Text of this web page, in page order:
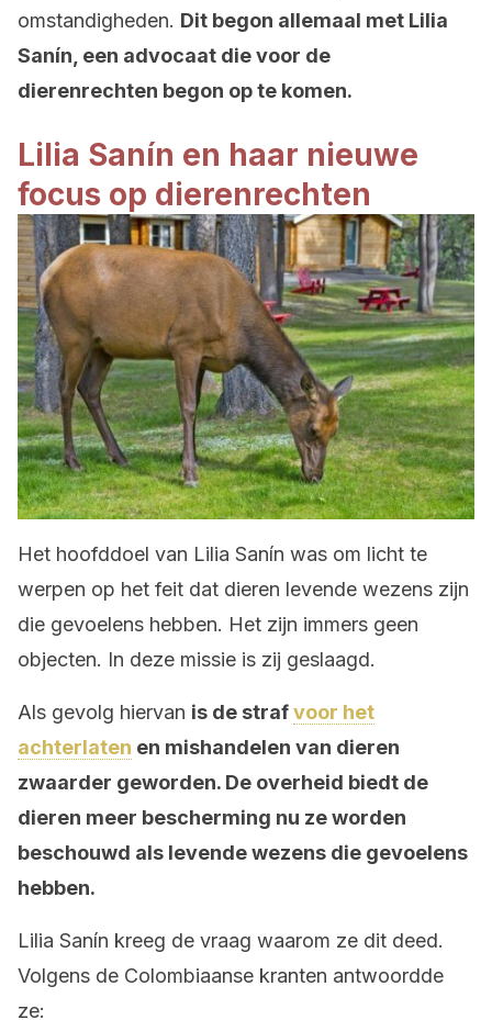
omstandigheden. Dit begon allemaal met Lilia
Sanín, een advocaat die voor de
dierenrechten begon op te komen.
Lilia Sanín en haar nieuwe
focus op dierenrechten
Het hoofddoel van Lilia Sanín was om licht te
werpen op het feit dat dieren levende wezens zijn
die gevoelens hebben. Het zijn immers geen
objecten. In deze missie is zij geslaagd.
Als gevolg hiervan is de strafvoor het
achterlaten en mishandelen van dieren
zwaarder geworden. De overheid biedt de
dieren meer bescherming nu ze worden
beschouwd als levende wezens die gevoelens
hebben.
Lilia Sanín kreeg de vraag waarom ze dit deed.
Volgens de Colombiaanse kranten antwoordde
ze: